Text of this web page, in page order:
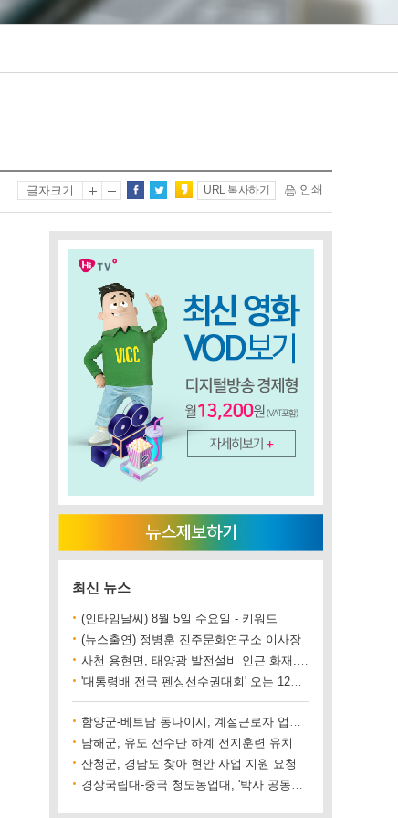
글자크기 URL 복사하기 인쇄
최신 뉴스
(인타임날씨) 8월 5일 수요일 - 키워드
(뉴스출연) 정병훈 진주문화연구소 이사장
사천 용현면, 태양광 발전설비 인근 화재..재산 피해 500만 원 상당
'대통령배 전국 펜싱선수권대회' 오는 12일 진주에서 개최
함양군-베트남 동나이시, 계절근로자 업무협약 체결
남해군, 유도 선수단 하계 전지훈련 유치
산청군, 경남도 찾아 현안 사업 지원 요청
경상국립대-중국 청도농업대, '박사 공동양성' 업무협약 체결